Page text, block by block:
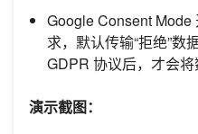
Google Consent
求，默认传输“拒绝”数
GDPR 协议后，才会将
演示截图：